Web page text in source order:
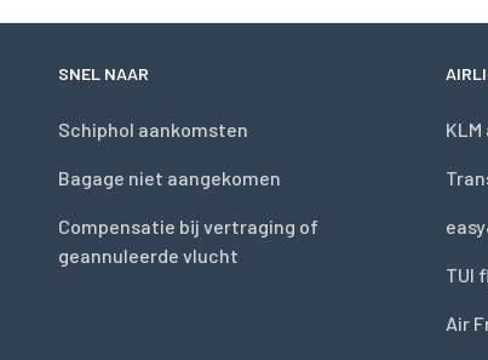
SNEL NAAR
Schiphol aankomsten
Bagage niet aangekomen
Compensatie bij vertraging of
geannuleerde vlucht
TUI
Air